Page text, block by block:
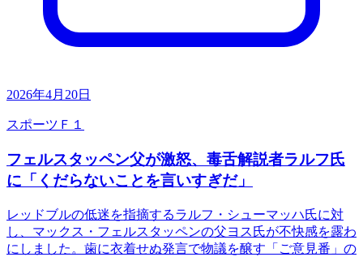
2026年4月20日
スポーツ Ｆ１
フェルスタッペン父が激怒、毒舌解説者ラルフ氏
に「くだらないことを言いすぎだ」
レッドブルの低迷を指摘するラルフ・シューマッハ氏に対
し、マックス・フェルスタッペンの父ヨス氏が不快感を露わ
にしました。歯に衣着せぬ発言で物議を醸す「ご意見番」の